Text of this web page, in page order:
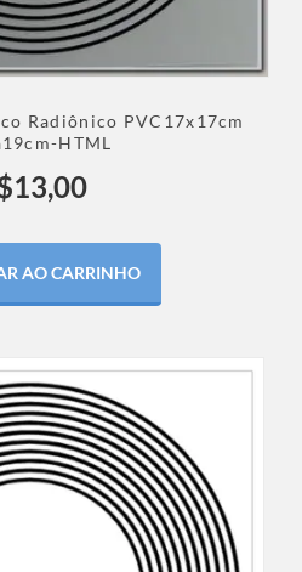
Radiônico PVC17x17cm
HTML
13,00
AO CARRINHO